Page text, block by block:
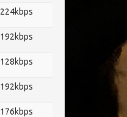
224kbps
192kbps
128kbps
192kbps
176kbps